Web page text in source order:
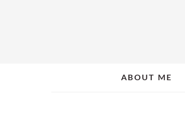
ABOUT ME